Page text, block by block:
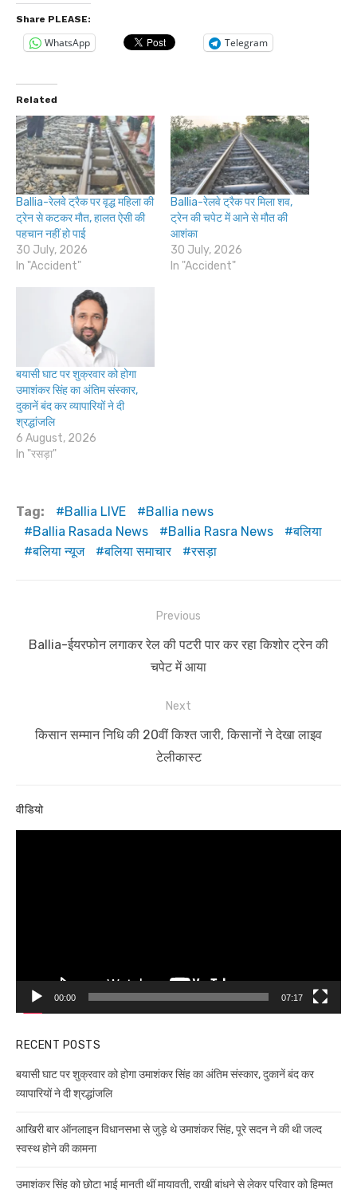
Share PLEASE:
WhatsApp Telegram
Related
Ballia-रेलवे ट्रैक पर वृद्ध महिला की
ट्रेन से कटकर मौत, हालत ऐसी की
पहचान नहीं हो पाई
30 July, 2026
In "Accident"
Ballia-रेलवे ट्रैक पर मिला शव,
ट्रेन की चपेट में आने से मौत की
आशंका
30 July, 2026
In "Accident"
बयासी घाट पर शुक्रवार को होगा
उमाशंकर सिंह का अंतिम संस्कार,
दुकानें बंद कर व्यापारियों ने दी
श्रद्धांजलि
6 August, 2026
In "रसड़ा"
Tag: Ballia LIVE
Ballia news
Ballia Rasada News
Ballia Rasra News
बलिया
बलिया न्यूज
बलिया समाचार रसड़ा
navigation
Previous
Previous
Ballia-ईयरफोन लगाकर रेल की पटरी पार कर रहा किशोर ट्रेन की
चपेट में आया
Next
Next
किसान सम्मान निधि की 20वीं किश्त जारी, किसानों ने देखा लाइव
टेलीकास्ट
वीडियो
00:00 07:17
RECENT POSTS
बयासी घाट पर शुक्रवार को होगा उमाशंकर सिंह का अंतिम संस्कार, दुकानें बंद कर
व्यापारियों ने दी श्रद्धांजलि
आखिरी बार ऑनलाइन विधानसभा से जुड़े थे उमाशंकर सिंह, पूरे सदन ने की थी जल्द
स्वस्थ होने की कामना
उमाशंकर सिंह को छोटा भाई मानती थीं मायावती, राखी बांधने से लेकर परिवार को हिम्मत